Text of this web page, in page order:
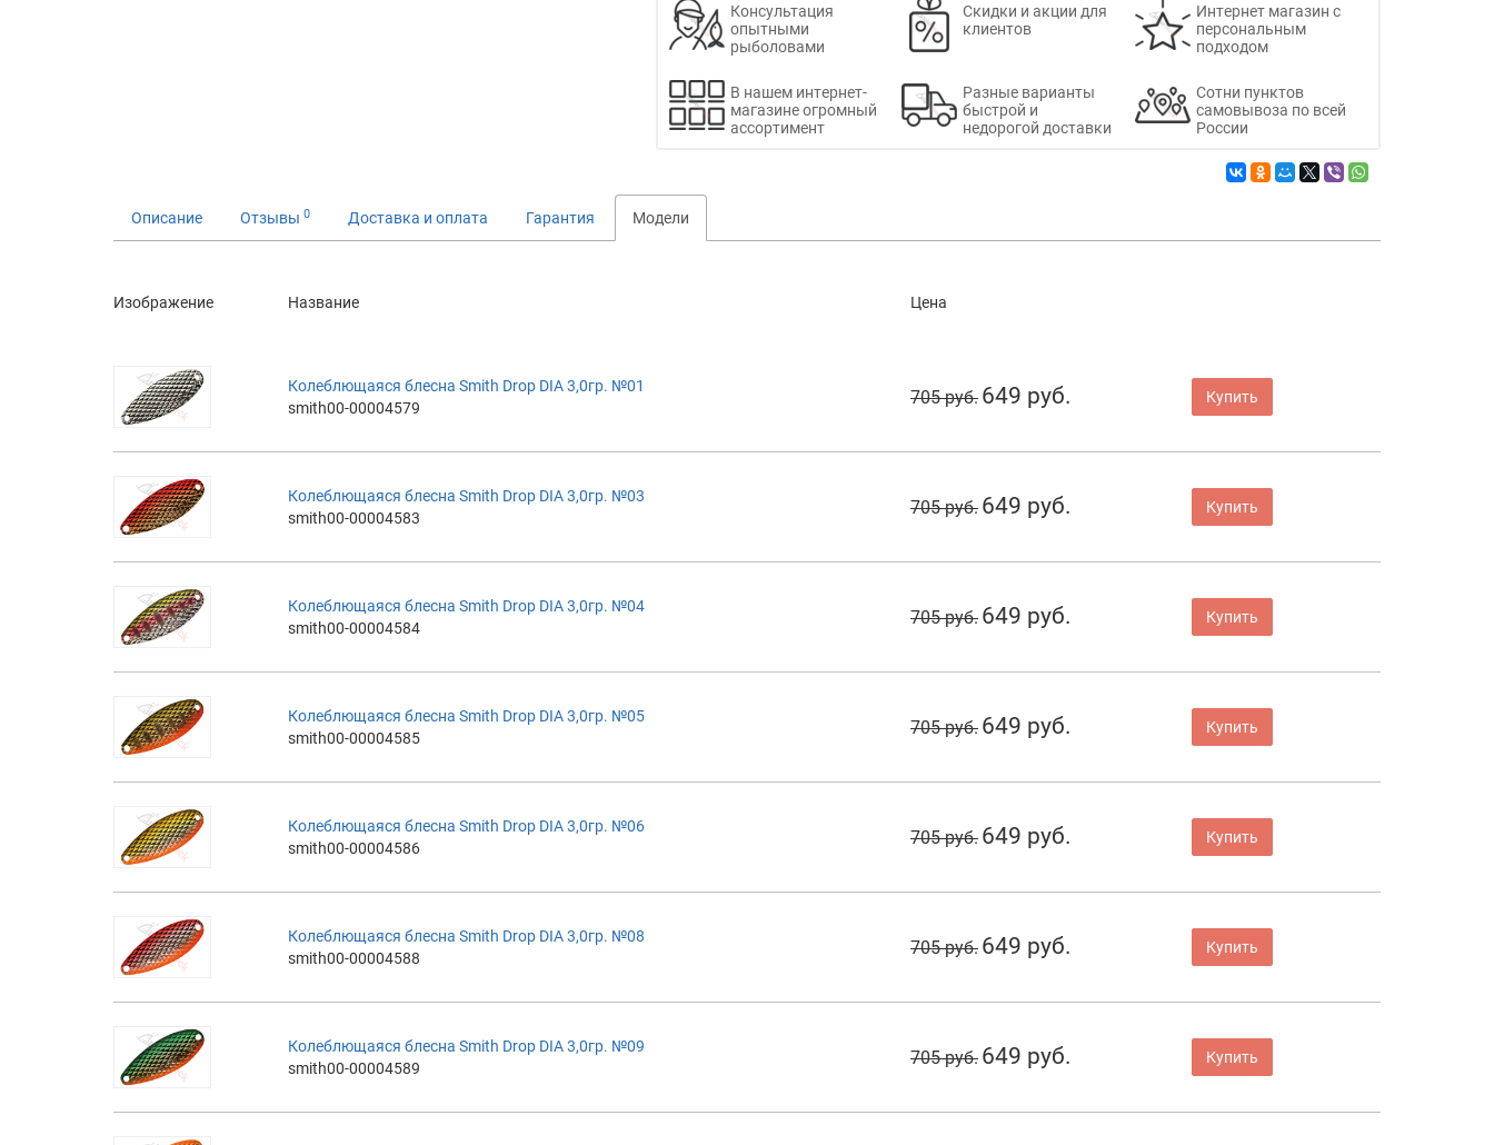
Консультация
опытными
рыболовами
Скидки и акции для
клиентов
Интернет магазин с
персональным
подходом
В нашем интернет-
магазине огромный
ассортимент
Разные варианты
быстрой и
недорогой доставки
Сотни пунктов
самовывоза по всей
России
Описание Отзывы 0 Доставка и оплата Гарантия Модели
Изображение Название Цена
Колеблющаяся блесна Smith Drop DIA 3,0гр. №01
smith00-00004579
705 руб. 649 руб. Купить
Колеблющаяся блесна Smith Drop DIA 3,0гр. №03
smith00-00004583
705 руб. 649 руб. Купить
Колеблющаяся блесна Smith Drop DIA 3,0гр. №04
smith00-00004584
705 руб. 649 руб. Купить
Колеблющаяся блесна Smith Drop DIA 3,0гр. №05
smith00-00004585
705 руб. 649 руб. Купить
Колеблющаяся блесна Smith Drop DIA 3,0гр. №06
smith00-00004586
705 руб. 649 руб. Купить
Колеблющаяся блесна Smith Drop DIA 3,0гр. №08
smith00-00004588
705 руб. 649 руб. Купить
Колеблющаяся блесна Smith Drop DIA 3,0гр. №09
smith00-00004589
705 руб. 649 руб. Купить